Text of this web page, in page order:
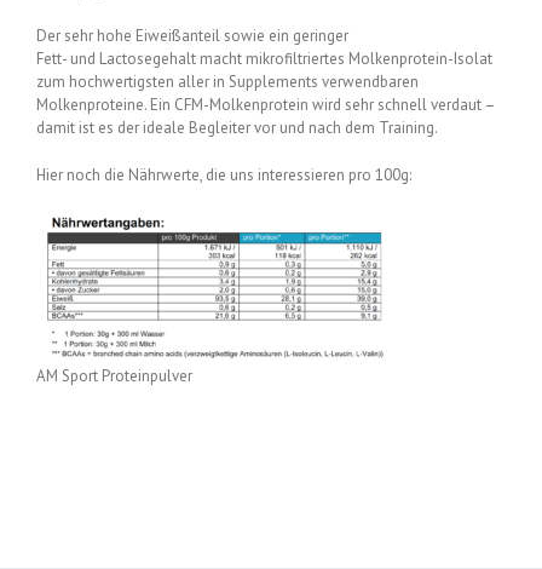
Der sehr hohe Eiweißanteil sowie ein geringer
Fett- und Lactosegehalt macht mikrofiltriertes Molkenprotein-Isolat
zum hochwertigsten aller in Supplements verwendbaren
Molkenproteine. Ein CFM-Molkenprotein wird sehr schnell verdaut –
damit ist es der ideale Begleiter vor und nach dem Training.
Hier noch die Nährwerte, die uns interessieren pro 100g:
AM Sport Proteinpulver